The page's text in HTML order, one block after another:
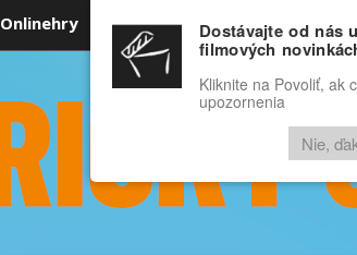
Onlinehry Rozprávky Funny Docu
RECENZIE VIDEÁ FILMY
Dostávajte od nás
filmových
Kliknite na Povoliť, ak
upozornenia
Nie,